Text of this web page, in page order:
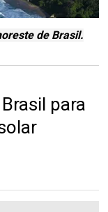
de Brasil.
para